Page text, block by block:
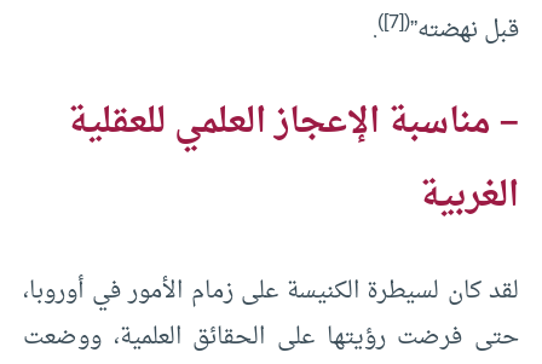
قبل نهضته”(
[7]
)
.
– مناسبة الإعجاز العلمي للعقلية
الغربية
لقد كان لسيطرة الكنيسة على زمام الأمور في أوروبا،
حتى فرضت رؤيتها على الحقائق العلمية، ووضعت